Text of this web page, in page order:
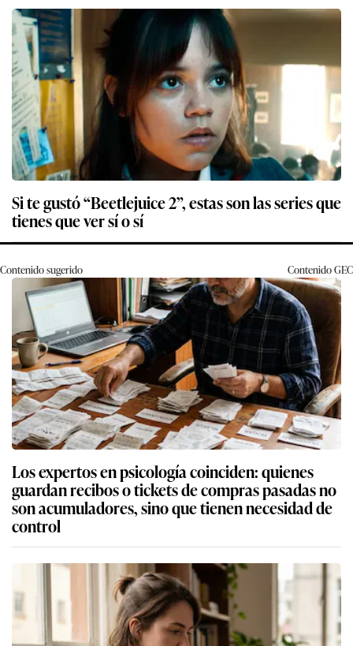
Si te gustó “Beetlejuice 2”, estas son las series que
tienes que ver sí o sí
Contenido sugerido ContenidoGEC
Los expertos en psicología coinciden: quienes
guardan recibos o tickets de compras pasadas no
son acumuladores, sino que tienen necesidad de
control